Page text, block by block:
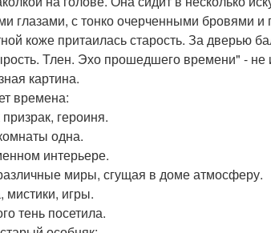
глазами, с тонко очерченными бровями
коже притаилась старость. За дверью
Тлен. Эхо прошедшего времени" - не
картина.
времена:
героиня.
одна.
интерьере.
миры, сгущая в доме атмосферу.
мистики, игры.
тень посетила.